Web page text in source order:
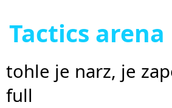
Tactics arena
tohle je narz, je
full